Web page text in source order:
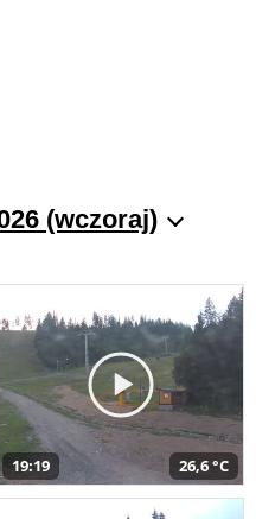
(wczoraj)
19:19 26,6 °C